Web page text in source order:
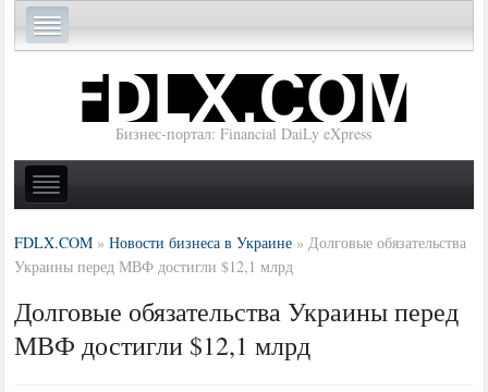
Бизнес-портал: Financial DaiLy eXpress
FDLX.COM »Новости бизнеса в Украине » Долговые обязательства
Украины перед МВФ достигли $12,1 млрд
Долговые обязательства Украины перед
МВФ достигли $12,1 млрд